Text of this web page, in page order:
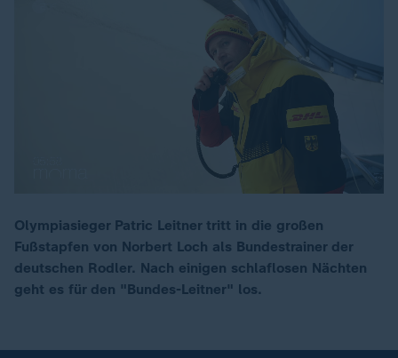
00:17
Olympiasieger Patric Leitner tritt in die großen
Fußstapfen von Norbert Loch als Bundestrainer der
deutschen Rodler. Nach einigen schlaflosen Nächten
geht es für den "Bundes-Leitner" los.